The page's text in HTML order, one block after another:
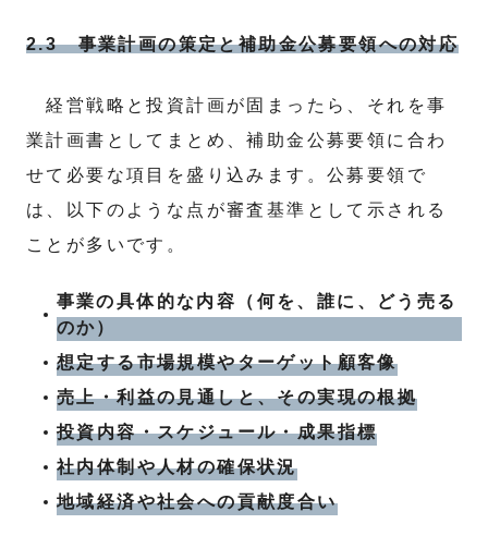
2.3 事業計画の策定と補助金公募要領への対応
経営戦略と投資計画が固まったら、それを事
業計画書としてまとめ、補助金公募要領に合わ
せて必要な項目を盛り込みます。公募要領で
は、以下のような点が審査基準として示される
ことが多いです。
事業の具体的な内容（何を、誰に、どう売る
のか）
想定する市場規模やターゲット顧客像
売上・利益の見通しと、その実現の根拠
投資内容・スケジュール・成果指標
社内体制や人材の確保状況
地域経済や社会への貢献度合い